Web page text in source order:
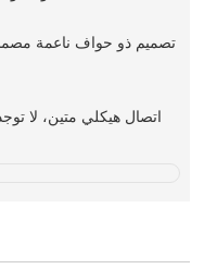
تصميم ذو حواف ناعمة
اتصال هيكلي متين، لا